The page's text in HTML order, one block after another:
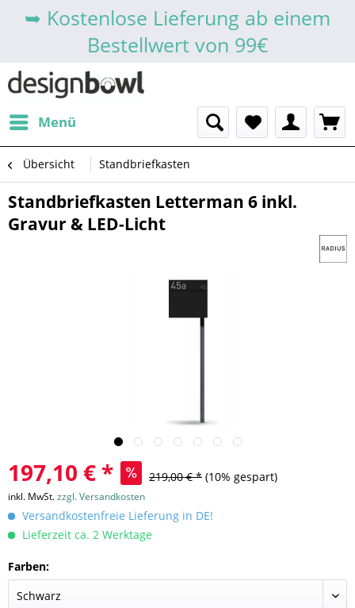
➥ Kostenlose Lieferung ab einem
Bestellwert von 99€
Menü
Übersicht Standbriefkasten
Standbriefkasten Letterman 6 inkl.
Gravur & LED-Licht
197,10 € * 219,00 € * (10% gespart)
inkl. MwSt.zzgl. Versandkosten
Versandkostenfreie Lieferung in DE!
Lieferzeit ca. 2 Werktage
Farben: